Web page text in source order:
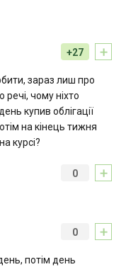
+
+27
зараз лиш про
чому ніхто
купив облігації
на кінець тижня
курсі?
+
0
+
0
потім день